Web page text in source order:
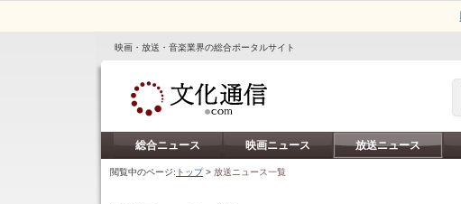
映画・放送・音楽業界の総合ポータルサイト
総合ニュース 映画ニュース 放送ニュース
閲覧中のページ: トップ> 放送ニュース一覧